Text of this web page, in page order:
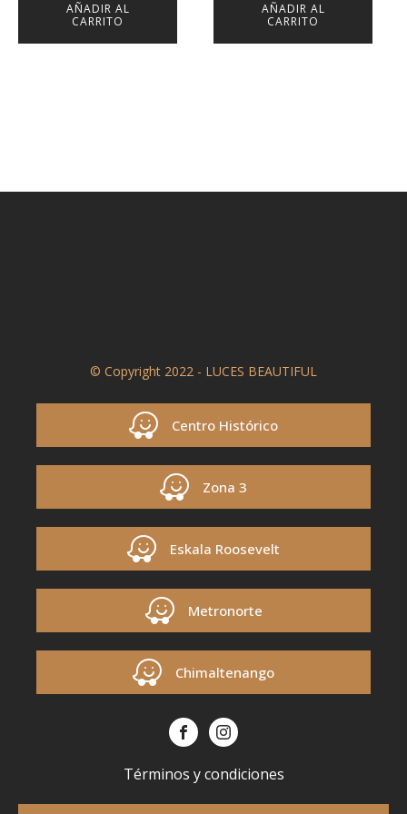
AÑADIR AL
CARRITO
was:
is:
AÑADIR AL
CARRITO
© Copyright 2022 - LUCES BEAUTIFUL
Centro Histórico
Zona 3
Eskala Roosevelt
Metronorte
Chimaltenango
Términos y condiciones